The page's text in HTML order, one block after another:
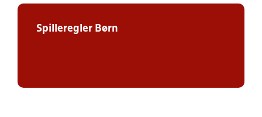
Spilleregler Børn